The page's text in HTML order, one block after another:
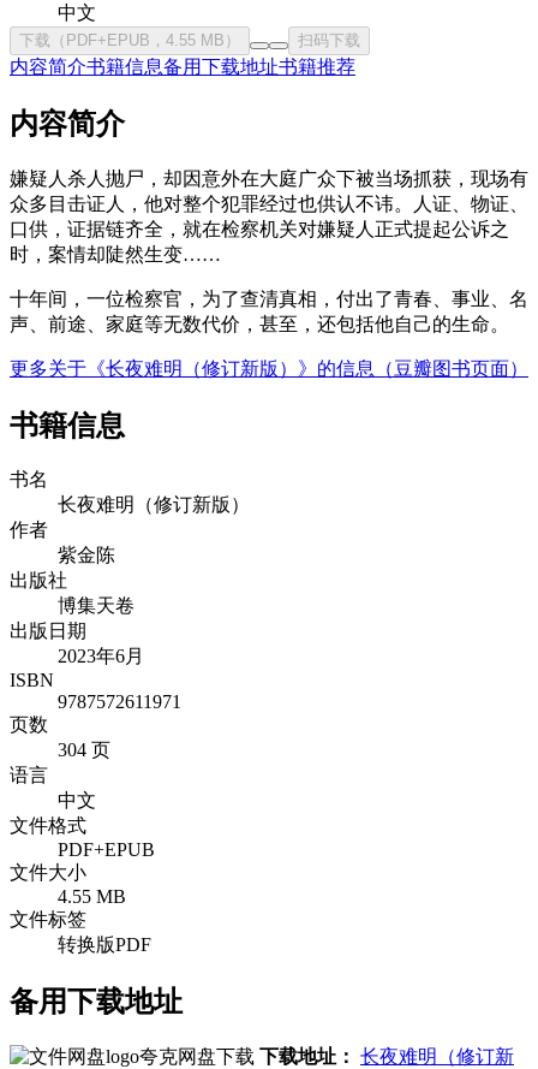
中文
下载（PDF+EPUB，4.55 MB） 扫码下载
内容简介书籍信息备用下载地址书籍推荐
内容简介
嫌疑人杀人抛尸，却因意外在大庭广众下被当场抓获，现场有
众多目击证人，他对整个犯罪经过也供认不讳。人证、物证、
口供，证据链齐全，就在检察机关对嫌疑人正式提起公诉之
时，案情却陡然生变……
十年间，一位检察官，为了查清真相，付出了青春、事业、名
声、前途、家庭等无数代价，甚至，还包括他自己的生命。
更多关于《长夜难明（修订新版）》的信息（豆瓣图书页面）
书籍信息
书名
长夜难明（修订新版）
作者
紫金陈
出版社
博集天卷
出版日期
2023年6月
ISBN
9787572611971
页数
304 页
语言
中文
文件格式
PDF+EPUB
文件大小
4.55 MB
文件标签
转换版PDF
备用下载地址
夸克网盘下载 下载地址： 长夜难明（修订新